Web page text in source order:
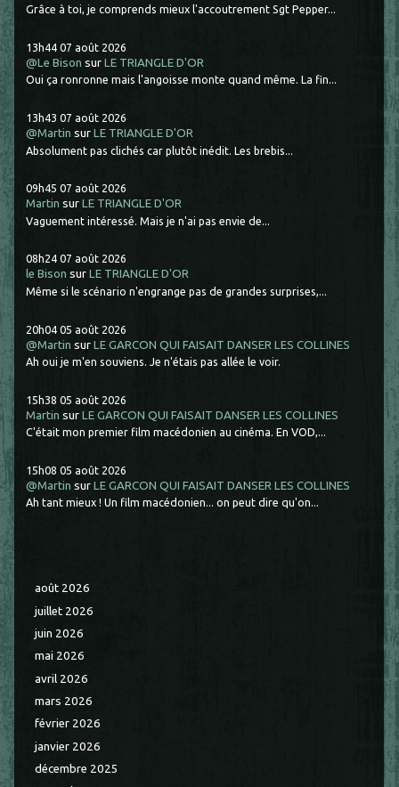
Grâce à toi, je comprends mieux l'accoutrement Sgt Pepper...
13h44 07 août 2026
@Le Bison surLE TRIANGLE D'OR
Oui ça ronronne mais l'angoisse monte quand même. La fin...
13h43 07 août 2026
@Martin surLE TRIANGLE D'OR
Absolument pas clichés car plutôt inédit. Les brebis...
09h45 07 août 2026
Martin surLE TRIANGLE D'OR
Vaguement intéressé. Mais je n'ai pas envie de...
08h24 07 août 2026
le Bison surLE TRIANGLE D'OR
Même si le scénario n'engrange pas de grandes surprises,...
20h04 05 août 2026
@Martin surLE GARCON QUI FAISAIT DANSER LES COLLINES
Ah oui je m'en souviens. Je n'étais pas allée le voir.
15h38 05 août 2026
Martin surLE GARCON QUI FAISAIT DANSER LES COLLINES
C'était mon premier film macédonien au cinéma. En VOD,...
15h08 05 août 2026
@Martin surLE GARCON QUI FAISAIT DANSER LES COLLINES
Ah tant mieux ! Un film macédonien... on peut dire qu'on...
août 2026
juillet 2026
juin 2026
mai 2026
avril 2026
mars 2026
février 2026
janvier 2026
décembre 2025